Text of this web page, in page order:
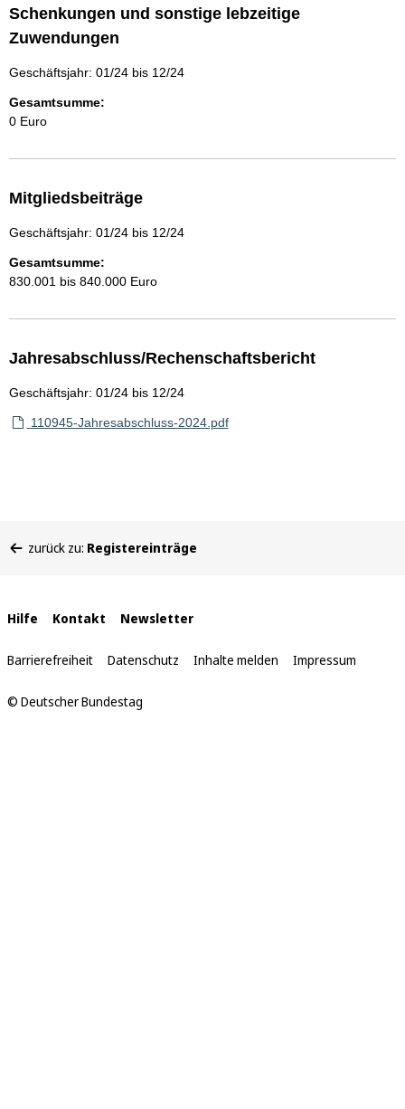
Schenkungen und sonstige lebzeitige
Zuwendungen
Geschäftsjahr: 01/24 bis 12/24
Gesamtsumme:
0 Euro
Mitgliedsbeiträge
Geschäftsjahr: 01/24 bis 12/24
Gesamtsumme:
830.001 bis 840.000 Euro
Jahresabschluss/Rechenschaftsbericht
Geschäftsjahr: 01/24 bis 12/24
110945-Jahresabschluss-2024.pdf
befinden
zurück zu: Registereinträge
Interne
Links
Hilfe Kontakt Newsletter
Barrierefreiheit Datenschutz Inhalte melden Impressum
© Deutscher Bundestag